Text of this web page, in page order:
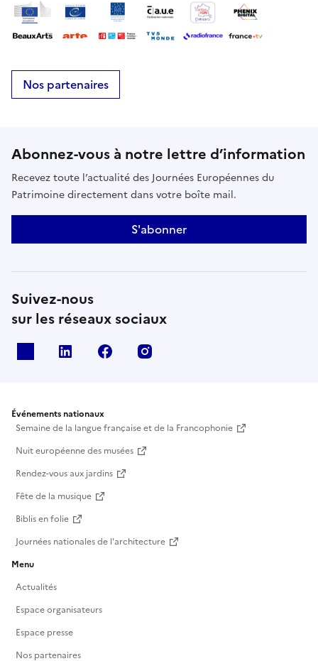
Nos partenaires
Abonnez-vous à notre lettre d’information
Recevez toute l’actualité des Journées Européennes du
Patrimoine directement dans votre boîte mail.
S'abonner
Suivez-nous
sur les réseaux sociaux
Linkedin Facebook
Événements nationaux
Semaine de la langue française et de la Francophonie
Nuit européenne des musées
Rendez-vous aux jardins
Fête de la musique
Biblis en folie
Journées nationales de l'architecture
Menu
Actualités
Espace organisateurs
Espace presse
Nos partenaires